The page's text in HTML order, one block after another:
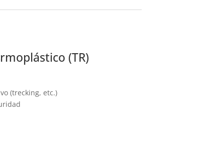
(TR)
(trecking, etc.)